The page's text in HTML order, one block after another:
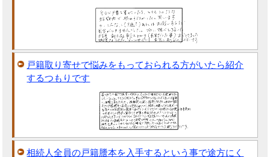
戸籍取り寄せで悩みをもっておられる方がいたら紹介
するつもりです
相続人全員の戸籍謄本を入手するという事で途方にく